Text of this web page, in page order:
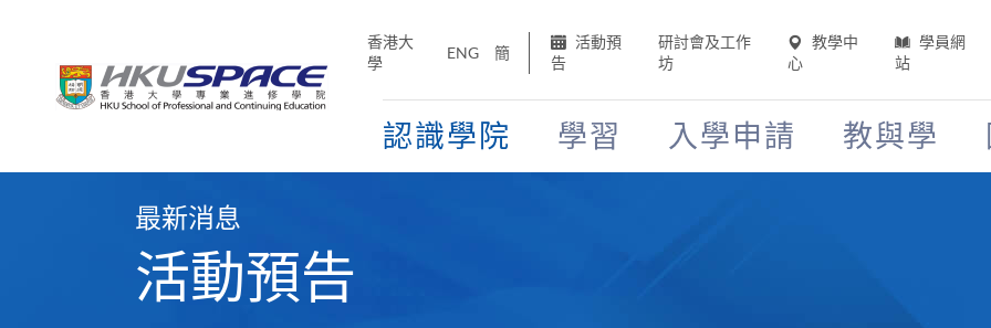
香港大
學
ENG 簡
活動預
告
研討會及工作
坊
教學中
心
學員網
站
認識學院 學習 入學申請 教與學
最新消息
活動預告